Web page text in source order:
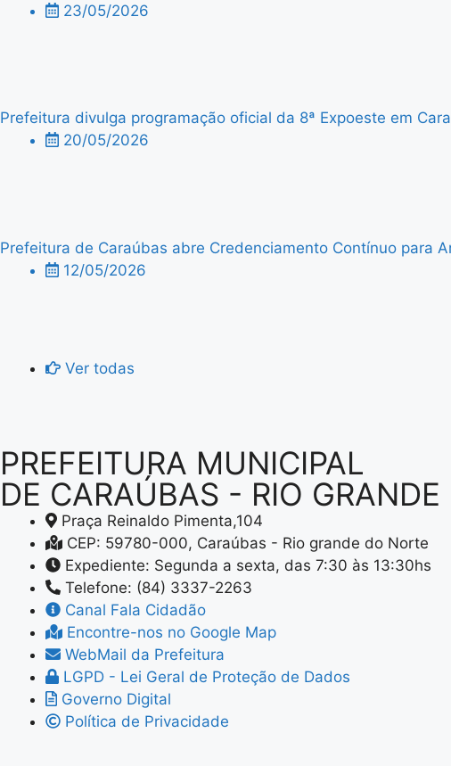
23/05/2026
Prefeitura divulga programação oficial da 8ª Expoeste em
20/05/2026
Prefeitura de Caraúbas abre Credenciamento Contínuo para
12/05/2026
Ver todas
PREFEITURA MUNICIPAL
DE CARAÚBAS - RIO GRANDE
Praça Reinaldo Pimenta,104
CEP: 59780-000, Caraúbas - Rio grande do Norte
Expediente: Segunda a sexta, das 7:30 às 13:30hs
Telefone: (84) 3337-2263
Canal Fala Cidadão
Encontre-nos no Google Map
WebMail da Prefeitura
LGPD - Lei Geral de Proteção de Dados
Governo Digital
Política de Privacidade